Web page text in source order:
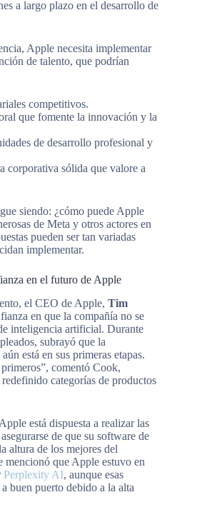
a largo plazo en el desarrollo de
Apple necesita implementar
de talento, que podrían
competitivos.
que fomente la innovación y la
de desarrollo profesional y
corporativa sólida que valore a
siendo: ¿cómo puede Apple
de Meta y otros actores en
pueden ser tan variadas
implementar.
en el futuro de Apple
el CEO de Apple, Tim
en que la compañía no se
inteligencia artificial. Durante
subrayó que la
está en sus primeras etapas.
comentó Cook,
categorías de productos
está dispuesta a realizar las
de que su software de
altura de los mejores del
mencionó que Apple estuvo en
Perplexity AI, aunque esas
buen puerto debido a la alta